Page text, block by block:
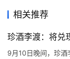
相关推荐
珍酒李渡：将兑
9月10日晚间，珍酒